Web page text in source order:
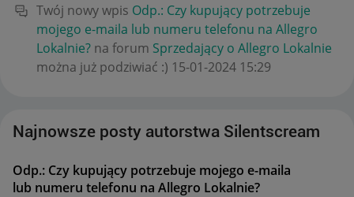
Twój nowy wpis Odp.: Czy kupujący potrzebuje
mojego e-maila lub numeru telefonu na Allegro
Lokalnie? na forum Sprzedający o Allegro Lokalnie
można już podziwiać :) ‎15-01-2024 15:29
Najnowsze posty autorstwa Silentscream
Odp.: Czy kupujący potrzebuje mojego e-maila
lub numeru telefonu na Allegro Lokalnie?